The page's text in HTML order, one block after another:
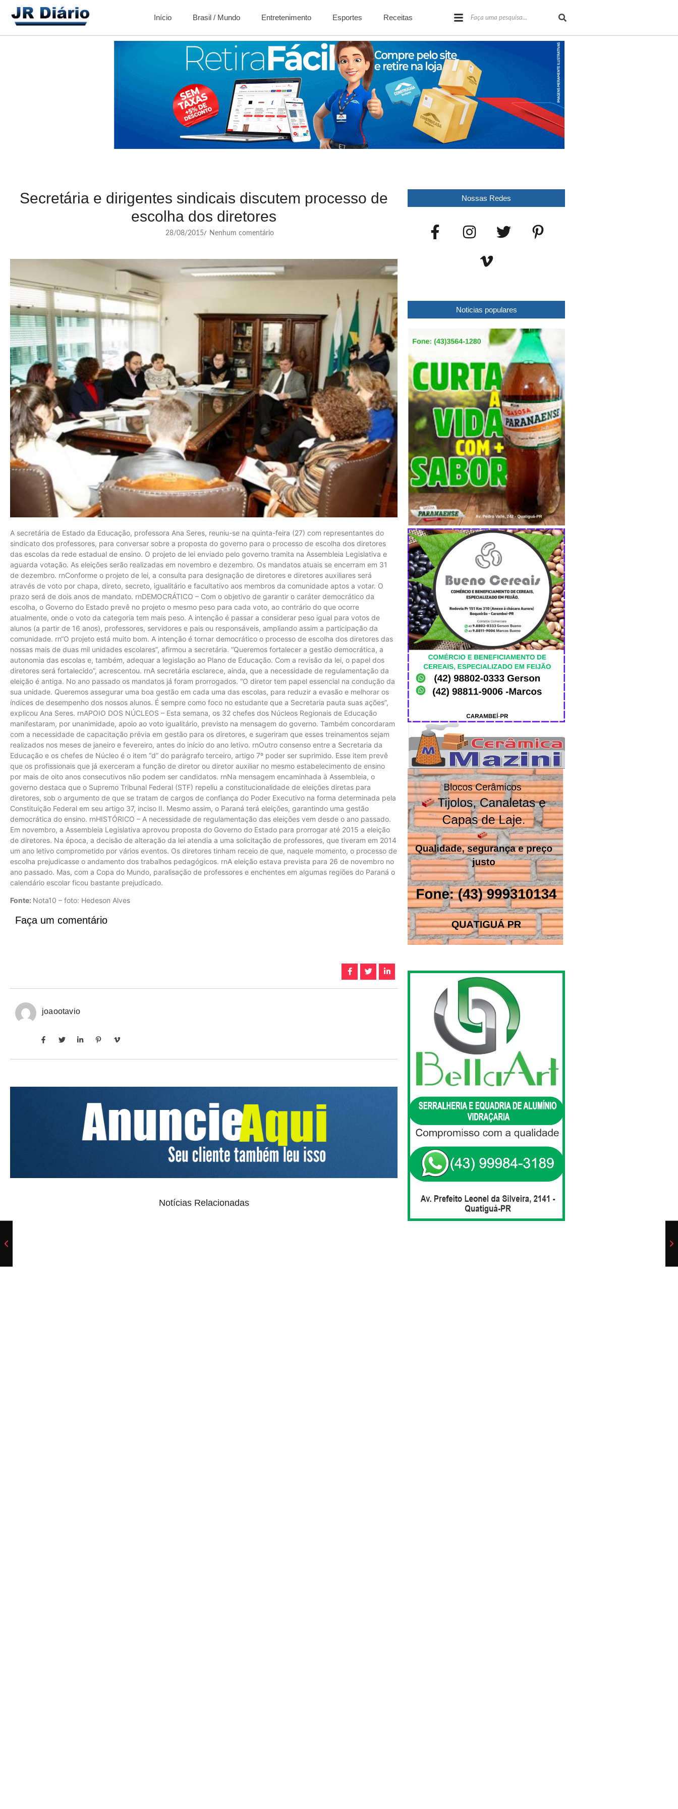
Início Brasil / Mundo Entretenimento Esportes Receitas
Secretária e dirigentes sindicais discutem processo de
escolha dos diretores
28/08/2015/ Nenhum comentário
A secretária de Estado da Educação, professora Ana Seres, reuniu-se na quinta-feira (27) com representantes do
sindicato dos professores, para conversar sobre a proposta do governo para o processo de escolha dos diretores
das escolas da rede estadual de ensino. O projeto de lei enviado pelo governo tramita na Assembleia Legislativa e
aguarda votação. As eleições serão realizadas em novembro e dezembro. Os mandatos atuais se encerram em 31
de dezembro. rnConforme o projeto de lei, a consulta para designação de diretores e diretores auxiliares será
através de voto por chapa, direto, secreto, igualitário e facultativo aos membros da comunidade aptos a votar. O
prazo será de dois anos de mandato. rnDEMOCRÁTICO – Com o objetivo de garantir o caráter democrático da
escolha, o Governo do Estado prevê no projeto o mesmo peso para cada voto, ao contrário do que ocorre
atualmente, onde o voto da categoria tem mais peso. A intenção é passar a considerar peso igual para votos de
alunos (a partir de 16 anos), professores, servidores e pais ou responsáveis, ampliando assim a participação da
comunidade. rn“O projeto está muito bom. A intenção é tornar democrático o processo de escolha dos diretores das
nossas mais de duas mil unidades escolares”, afirmou a secretária. “Queremos fortalecer a gestão democrática, a
autonomia das escolas e, também, adequar a legislação ao Plano de Educação. Com a revisão da lei, o papel dos
diretores será fortalecido”, acrescentou. rnA secretária esclarece, ainda, que a necessidade de regulamentação da
eleição é antiga. No ano passado os mandatos já foram prorrogados. “O diretor tem papel essencial na condução da
sua unidade. Queremos assegurar uma boa gestão em cada uma das escolas, para reduzir a evasão e melhorar os
índices de desempenho dos nossos alunos. É sempre como foco no estudante que a Secretaria pauta suas ações”,
explicou Ana Seres. rnAPOIO DOS NÚCLEOS – Esta semana, os 32 chefes dos Núcleos Regionais de Educação
manifestaram, por unanimidade, apoio ao voto igualitário, previsto na mensagem do governo. Também concordaram
com a necessidade de capacitação prévia em gestão para os diretores, e sugeriram que esses treinamentos sejam
realizados nos meses de janeiro e fevereiro, antes do início do ano letivo. rnOutro consenso entre a Secretaria da
Educação e os chefes de Núcleo é o item “d” do parágrafo terceiro, artigo 7º poder ser suprimido. Esse item prevê
que os profissionais que já exerceram a função de diretor ou diretor auxiliar no mesmo estabelecimento de ensino
por mais de oito anos consecutivos não podem ser candidatos. rnNa mensagem encaminhada à Assembleia, o
governo destaca que o Supremo Tribunal Federal (STF) repeliu a constitucionalidade de eleições diretas para
diretores, sob o argumento de que se tratam de cargos de confiança do Poder Executivo na forma determinada pela
Constituição Federal em seu artigo 37, inciso II. Mesmo assim, o Paraná terá eleições, garantindo uma gestão
democrática do ensino. rnHISTÓRICO – A necessidade de regulamentação das eleições vem desde o ano passado.
Em novembro, a Assembleia Legislativa aprovou proposta do Governo do Estado para prorrogar até 2015 a eleição
de diretores. Na época, a decisão de alteração da lei atendia a uma solicitação de professores, que tiveram em 2014
um ano letivo comprometido por vários eventos. Os diretores tinham receio de que, naquele momento, o processo de
escolha prejudicasse o andamento dos trabalhos pedagógicos. rnA eleição estava prevista para 26 de novembro no
ano passado. Mas, com a Copa do Mundo, paralisação de professores e enchentes em algumas regiões do Paraná o
calendário escolar ficou bastante prejudicado.
Fonte: Nota10 – foto: Hedeson Alves
Faça um comentário
joaootavio
Notícias Relacionadas
Nossas Redes
Noticias populares